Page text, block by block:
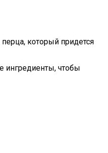
который придется
ингредиенты, чтобы